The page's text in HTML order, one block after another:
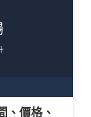
、價格、